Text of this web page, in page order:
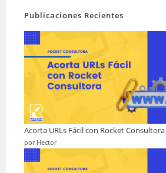
Publicaciones Recientes
Acorta URLs Fácil con Rocket Consultora
por Hector